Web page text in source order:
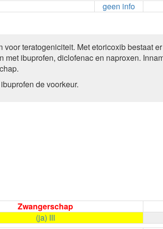
geen info
teratogeniciteit. Met etoricoxib bestaat
met ibuprofen, diclofenac en naproxen.
de voorkeur.
Zwangerschap
(ja) III